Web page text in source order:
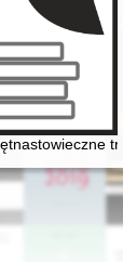
twórcza